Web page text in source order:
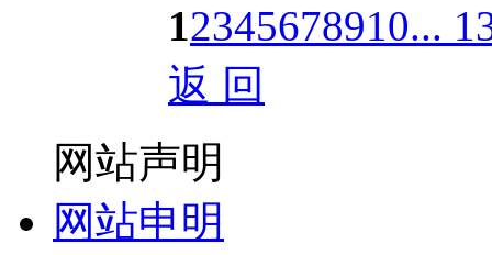
12345678910...
返 回
网站声明
网站申明